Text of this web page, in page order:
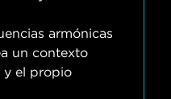
armónicas
un contexto
y el propio